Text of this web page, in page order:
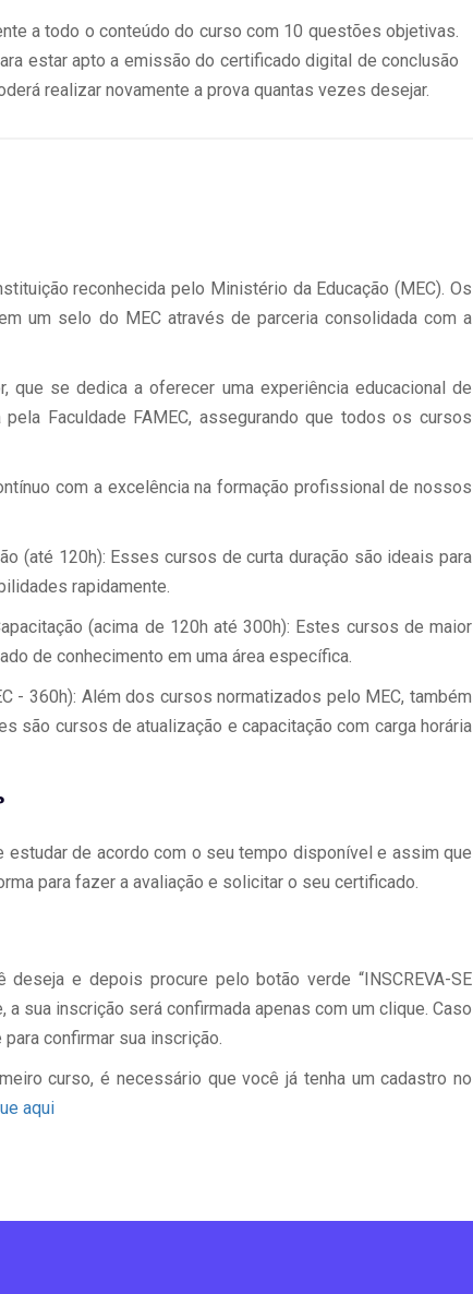
a todo o conteúdo do curso com 10 questões objetivas.
estar apto a emissão do certificado digital de conclusão
realizar novamente a prova quantas vezes desejar.
reconhecida pelo Ministério da Educação (MEC). Os
um selo do MEC através de parceria consolidada com a
que se dedica a oferecer uma experiência educacional de
Faculdade FAMEC, assegurando que todos os cursos
com a excelência na formação profissional de nossos
(até 120h): Esses cursos de curta duração são ideais para
rapidamente.
(acima de 120h até 300h): Estes cursos de maior
de conhecimento em uma área específica.
- 360h): Além dos cursos normatizados pelo MEC, também
são cursos de atualização e capacitação com carga horária
estudar de acordo com o seu tempo disponível e assim que
para fazer a avaliação e solicitar o seu certificado.
e depois procure pelo botão verde “INSCREVA-SE
a sua inscrição será confirmada apenas com um clique. Caso
confirmar sua inscrição.
curso, é necessário que você já tenha um cadastro no
aqui